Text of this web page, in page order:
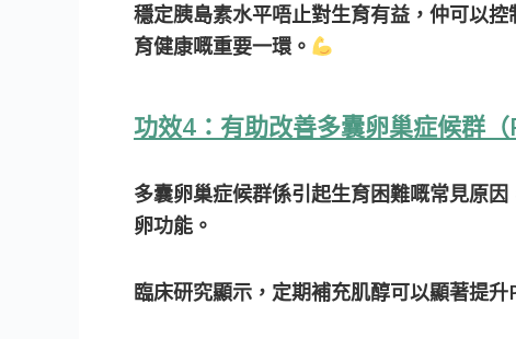
穩定胰島素水平唔止對生育有益，仲可以
育健康嘅重要一環。
功效4：有助改善多囊卵巢症候群（
多囊卵巢症候群係引起生育困難嘅常見原
卵功能。
臨床研究顯示，定期補充肌醇可以顯著提